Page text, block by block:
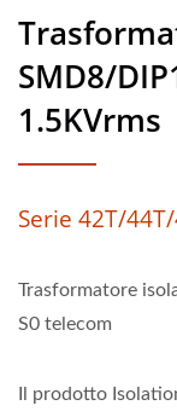
SMD8/
1.5KVrms
Serie 42T/
Trasformatore
S0 telecom
Il prodotto